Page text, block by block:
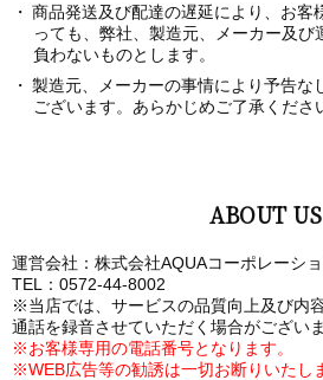
商品発送及び配達の遅延により、お客
っても、弊社、製造元、メーカー及び
負わないものとします。
製造元、メーカーの事情により予告な
ございます。あらかじめご了承くださ
ABOUT US
運営会社：株式会社AQUAコーポレーシ
TEL：0572-44-8002
※当店では、サービスの品質向上及び内
通話を録音させていただく場合がございま
※お客様専用の電話番号となります。
※WEB広告等の勧誘は一切お断りいたし